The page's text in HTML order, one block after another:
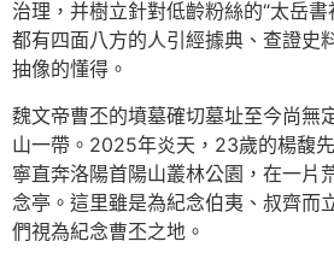
治理，并樹立針對低齡粉絲的“太岳
都有四面八方的人引經據典、查證史
抽像的懂得。
魏文帝曹丕的墳墓確切墓址至今尚無
山一帶。2025年炎天，23歲的楊馥
寧直奔洛陽首陽山叢林公園，在一片
念亭。這里雖是為紀念伯夷、叔齊而
們視為紀念曹丕之地。